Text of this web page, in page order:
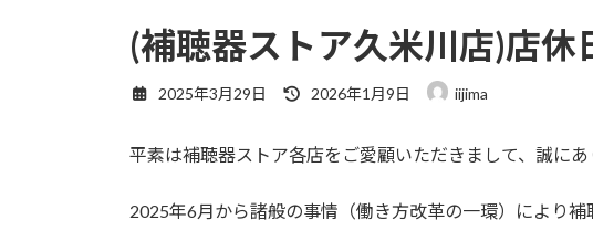
(補聴器ストア久米川店)店休
2025年3月29日
最
新
時
:
2026年1月9日 iijima
平素は補聴器ストア各店をご愛顧いただきまして、誠にあ
2025年6月から諸般の事情（働き方改革の一環）により